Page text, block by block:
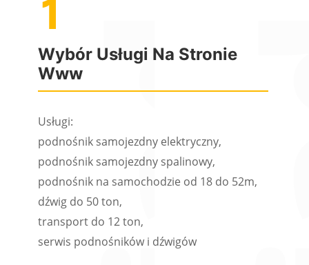
Wybór Usługi Na Stronie
Www
Usługi:
podnośnik samojezdny elektryczny,
podnośnik samojezdny spalinowy,
podnośnik na samochodzie od 18 do 52m,
dźwig do 50 ton,
transport do 12 ton,
serwis podnośników i dźwigów